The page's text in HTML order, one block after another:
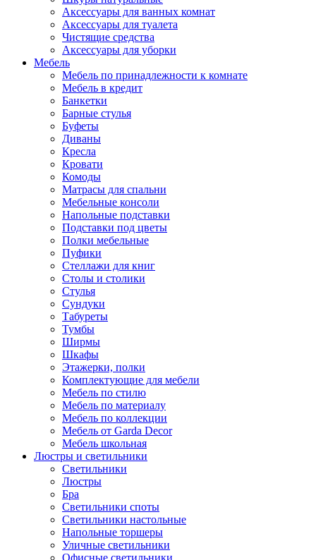
Аксессуары для ванных комнат
Аксессуары для туалета
Чистящие средства
Аксессуары для уборки
Мебель
Мебель по принадлежности к комнате
Мебель в кредит
Банкетки
Барные стулья
Буфеты
Диваны
Кресла
Кровати
Комоды
Матрасы для спальни
Мебельные консоли
Напольные подставки
Подставки под цветы
Полки мебельные
Пуфики
Стеллажи для книг
Столы и столики
Стулья
Сундуки
Табуреты
Тумбы
Ширмы
Шкафы
Этажерки, полки
Комплектующие для мебели
Мебель по стилю
Мебель по материалу
Мебель по коллекции
Мебель от Garda Decor
Мебель школьная
Люстры и светильники
Светильники
Люстры
Бра
Светильники споты
Светильники настольные
Напольные торшеры
Уличные светильники
Офисные светильники